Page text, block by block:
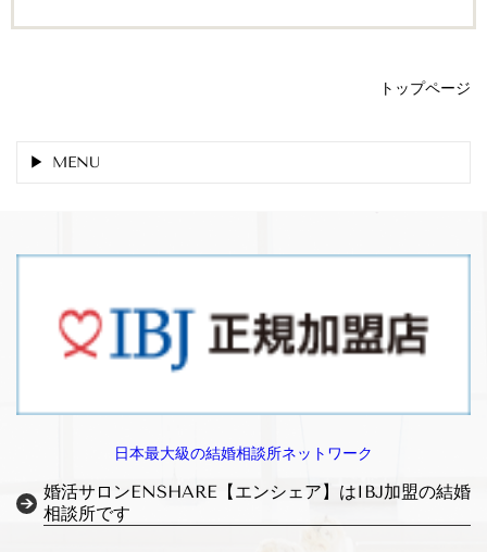
トップページ
MENU
日本最大級の結婚相談所ネットワーク
婚活サロンENSHARE【エンシェア】はIBJ加盟の結婚
相談所です